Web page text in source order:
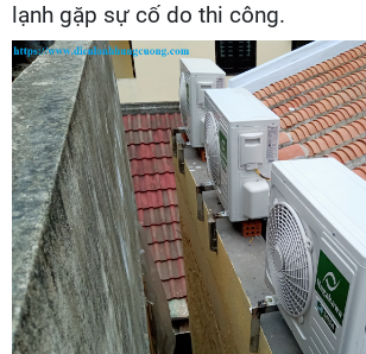
lạnh gặp sự cố do thi công.